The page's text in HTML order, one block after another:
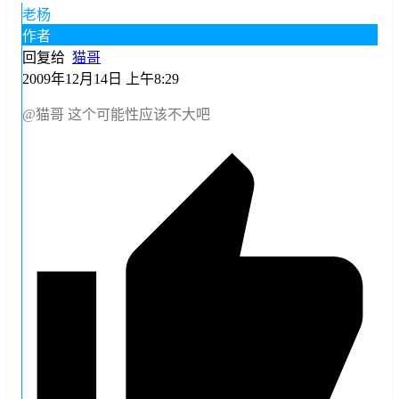
老杨
作者
回复给 猫哥
2009年12月14日 上午8:29
@猫哥 这个可能性应该不大吧